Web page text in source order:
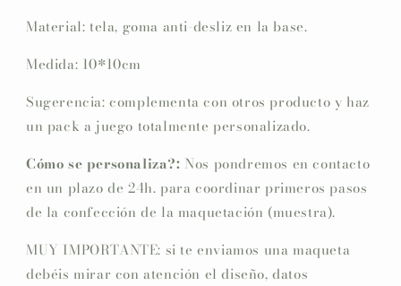
Material: tela, goma anti-desliz en la base.
Medida: 10*10cm
Sugerencia: complementa con otros producto y haz
un pack a juego totalmente personalizado.
Cómo se personaliza?: Nos pondremos en contacto
en un plazo de 24h. para coordinar primeros pasos
de la confección de la maquetación (muestra).
MUY IMPORTANTE: si te enviamos una maqueta
debéis mirar con atención el diseño, datos